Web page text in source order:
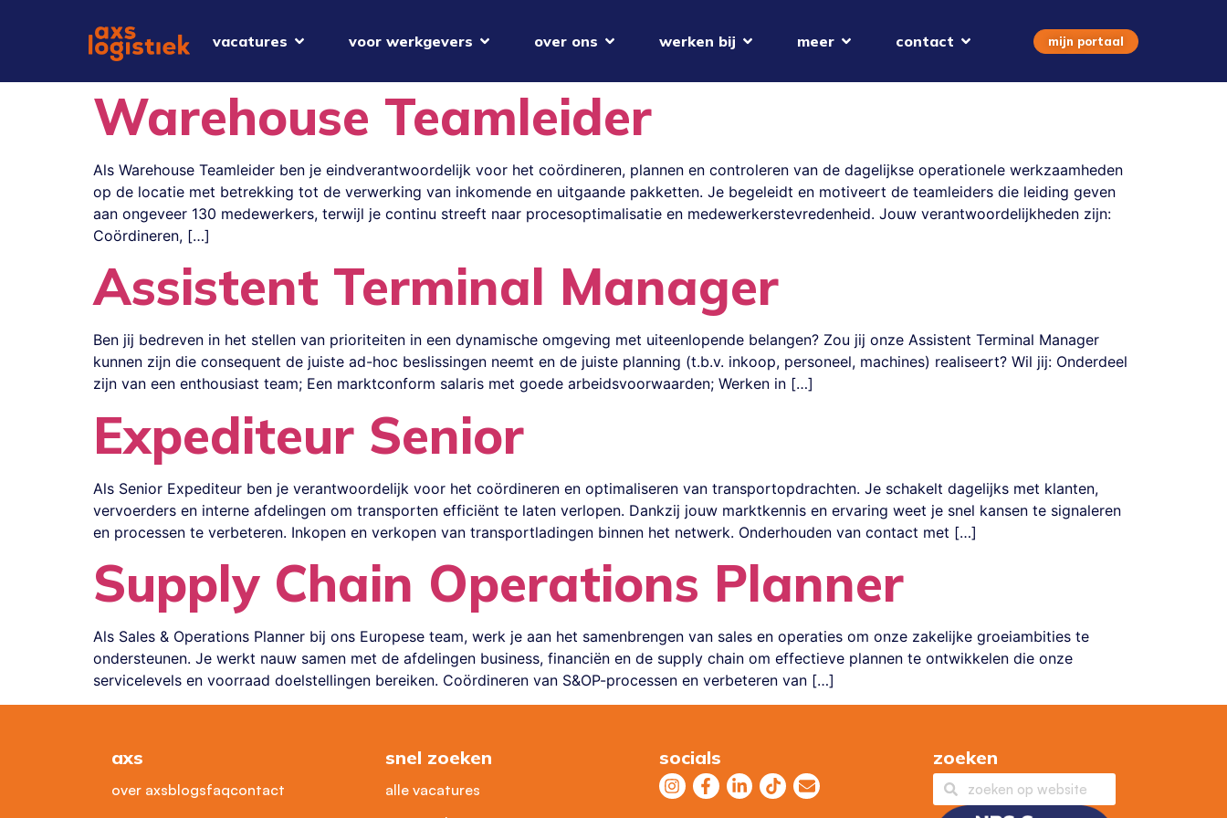
vacatures voor werkgevers over ons werken bij meer contact mijn portaal
Warehouse Teamleider
Als Warehouse Teamleider ben je eindverantwoordelijk voor het coördineren, plannen en controleren van de dagelijkse operationele werkzaamheden
op de locatie met betrekking tot de verwerking van inkomende en uitgaande pakketten. Je begeleidt en motiveert de teamleiders die leiding geven
aan ongeveer 130 medewerkers, terwijl je continu streeft naar procesoptimalisatie en medewerkerstevredenheid. Jouw verantwoordelijkheden zijn:
Coördineren, […]
Assistent Terminal Manager
Ben jij bedreven in het stellen van prioriteiten in een dynamische omgeving met uiteenlopende belangen? Zou jij onze Assistent Terminal Manager
kunnen zijn die consequent de juiste ad-hoc beslissingen neemt en de juiste planning (t.b.v. inkoop, personeel, machines) realiseert? Wil jij: Onderdeel
zijn van een enthousiast team; Een marktconform salaris met goede arbeidsvoorwaarden; Werken in […]
Expediteur Senior
Als Senior Expediteur ben je verantwoordelijk voor het coördineren en optimaliseren van transportopdrachten. Je schakelt dagelijks met klanten,
vervoerders en interne afdelingen om transporten efficiënt te laten verlopen. Dankzij jouw marktkennis en ervaring weet je snel kansen te signaleren
en processen te verbeteren. Inkopen en verkopen van transportladingen binnen het netwerk. Onderhouden van contact met […]
Supply Chain Operations Planner
Als Sales & Operations Planner bij ons Europese team, werk je aan het samenbrengen van sales en operaties om onze zakelijke groeiambities te
ondersteunen. Je werkt nauw samen met de afdelingen business, financiën en de supply chain om effectieve plannen te ontwikkelen die onze
servicelevels en voorraad doelstellingen bereiken. Coördineren van S&OP-processen en verbeteren van […]
axs
over axsblogsfaqcontact
snel zoeken
alle vacatures
socials zoeken